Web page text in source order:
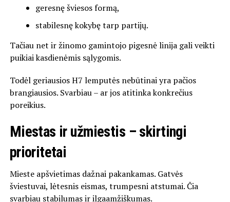
geresnę šviesos formą,
stabilesnę kokybę tarp partijų.
Tačiau net ir žinomo gamintojo pigesnė linija gali veikti
puikiai kasdienėmis sąlygomis.
Todėl geriausios H7 lemputės nebūtinai yra pačios
brangiausios. Svarbiau – ar jos atitinka konkrečius
poreikius.
Miestas ir užmiestis – skirtingi
prioritetai
Mieste apšvietimas dažnai pakankamas. Gatvės
šviestuvai, lėtesnis eismas, trumpesni atstumai. Čia
svarbiau stabilumas ir ilgaamžiškumas.